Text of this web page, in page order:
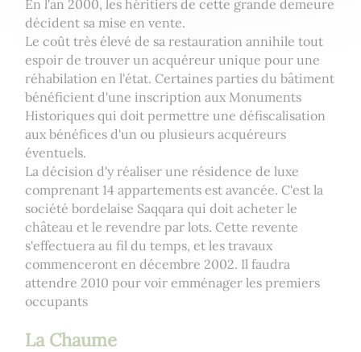
En l'an 2000, les héritiers de cette grande demeure
décident sa mise en vente.
Le coût très élevé de sa restauration annihile tout
espoir de trouver un acquéreur unique pour une
réhabilation en l'état. Certaines parties du bâtiment
bénéficient d'une inscription aux Monuments
Historiques qui doit permettre une défiscalisation
aux bénéfices d'un ou plusieurs acquéreurs
éventuels.
La décision d'y réaliser une résidence de luxe
comprenant 14 appartements est avancée. C'est la
société bordelaise Saqqara qui doit acheter le
château et le revendre par lots. Cette revente
s'effectuera au fil du temps, et les travaux
commenceront en décembre 2002. Il faudra
attendre 2010 pour voir emménager les premiers
occupants
La Chaume